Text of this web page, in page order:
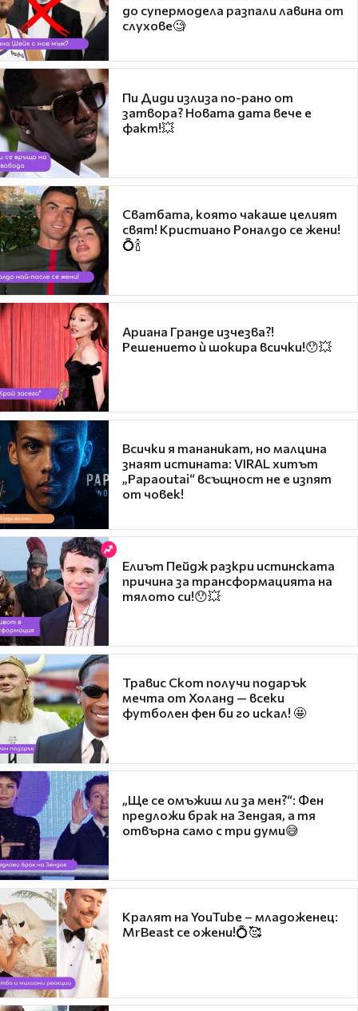
до супермодела разпали лавина от
слухове🧐
Пи Диди излиза по-рано от
затвора? Новата дата вече е
факт!💥
Сватбата, която чакаше целият
свят! Кристиано Роналдо се жени!
💍🍾
Ариана Гранде изчезва?!
Решението ѝ шокира всички!😯💥
Всички я тананикат, но малцина
знаят истината: VIRAL хитът
„Papaoutai“ всъщност не е изпят
от човек!
Елиът Пейдж разкри истинската
причина за трансформацията на
тялото си!😯💥
Травис Скот получи подарък
мечта от Холанд — всеки
футболен фен би го искал! 🤩
„Ще се омъжиш ли за мен?“: Фен
предложи брак на Зендая, а тя
отвърна само с три думи😅
Кралят на YouTube – младоженец:
MrBeast се ожени!💍🥰